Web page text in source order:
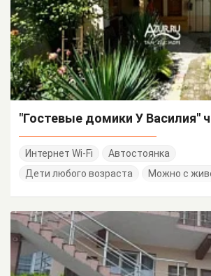
Интернет Wi-Fi
Автостоянка
Дети любого возраста
Можно с